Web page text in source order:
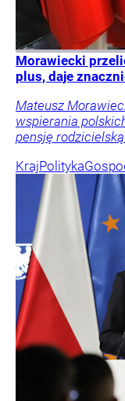
Morawiecki
plus, daje
Mateusz
wspierania
pensję
KrajPolityka